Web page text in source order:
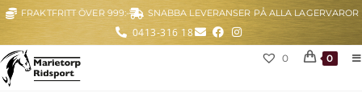
FRAKTFRITT ÖVER 999:- SNABBA LEVERANSER PÅ ALLA LAGERVAROR
0413-316 18
0 0